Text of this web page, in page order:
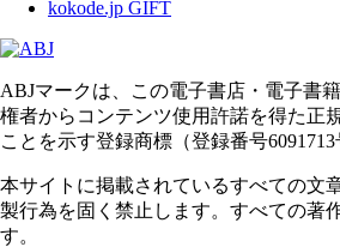
kokode.jp GIFT
ABJマークは、この電子書店・電子書
権者からコンテンツ使用許諾を得た正
ことを示す登録商標（登録番号6091713
本サイトに掲載されているすべての文
製行為を固く禁止します。すべての著
す。